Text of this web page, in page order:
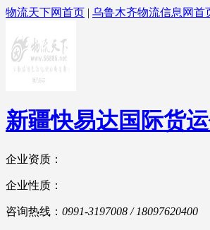
物流天下网首页 | 乌鲁木齐物流信息网首
新疆快易达国际货
企业资质：
企业性质：
咨询热线： 0991-3197008 / 18097620400